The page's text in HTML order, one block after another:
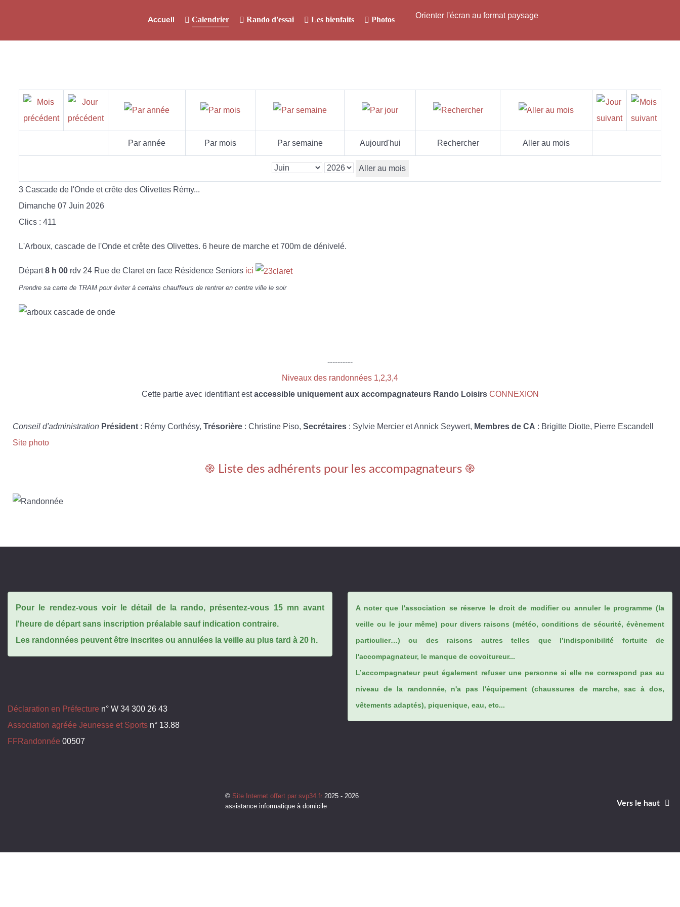
Accueil Calendrier Rando d'essai Les bienfaits Photos Orienter l'écran au format paysage
Par année Par mois Par semaine Aujourd'hui Rechercher Aller au mois
Aller au mois
3 Cascade de l'Onde et crête des Olivettes Rémy...
Dimanche 07 Juin 2026
Clics : 411
L'Arboux, cascade de l'Onde et crête des Olivettes. 6 heure de marche et 700m de dénivelé.
Départ8 h 00 rdv 24 Rue de Claret en face Résidence Seniors ici
Prendre sa carte de TRAM pour éviter à certains chauffeurs de rentrer en centre ville le soir
----------
Niveaux des randonnées 1,2,3,4
Cette partie avec identifiant estaccessible uniquement aux accompagnateurs Rando Loisirs CONNEXION
Conseil d'administration Président : Rémy Corthésy, Trésorière : Christine Piso, Secrétaires : Sylvie Mercier et Annick Seywert, Membres de CA : Brigitte Diotte, Pierre Escandell
Site photo
֎ Liste des adhérents pour les accompagnateurs ֎
Pour le rendez-vous voir le détail de la rando, présentez-vous 15 mn avant
l'heure de départ sans inscription préalable sauf indication contraire.
Les randonnées peuvent être inscrites ou annulées la veille au plus tard à 20 h.
Déclaration en Préfecture n° W 34 300 26 43
Association agréée Jeunesse et Sports n° 13.88
FFRandonnée 00507
A noter que l'association se réserve le droit de modifier ou annuler le programme (la
veille ou le jour même) pour divers raisons (météo, conditions de sécurité, évènement
particulier…) ou des raisons autres telles que l’indisponibilité fortuite de
l'accompagnateur, le manque de covoitureur...
L’accompagnateur peut également refuser une personne si elle ne correspond pas au
niveau de la randonnée, n'a pas l'équipement (chaussures de marche, sac à dos,
vêtements adaptés), piquenique, eau, etc...
© Site Internet offert par svp34.fr2025 - 2026
assistance informatique à domicile
Vers le haut